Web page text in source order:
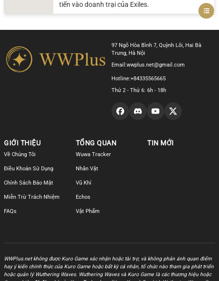
tiến vào doanh trại của Exiles.
97 Ngõ Hòa Bình 7, Quỳnh Lôi, Hai Bà
Trưng, Hà Nội
Email:wwplus.net@gmail.com
Hotline:+84335565665
Thứ 2 - Thứ 6: 6h - 18h
GIỚI THIỆU
Về Chúng Tôi
Điều Khoản Sử Dụng
Chính Sách Bảo Mật
Miễn Trừ Trách Nhiệm
FAQs
TỔNG QUAN
Wuwa Tracker
Nhân Vật
Vũ Khí
Echos
Vật Phẩm
TIN MỚI
WWPlus.net không được Kuro Game xác nhận hoặc tài trợ, và không phản ánh quan điểm
hay ý kiến chính thức của Kuro Game hoặc bất kỳ cá nhân, tổ chức nào tham gia phát triển
hoặc quản lý Wuthering Waves. Wuthering Waves và Kuro Game là các thương hiệu hoặc